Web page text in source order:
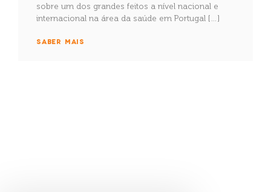
sobre um dos grandes feitos a nível nacional e
internacional na área da saúde em Portugal […]
SABER MAIS